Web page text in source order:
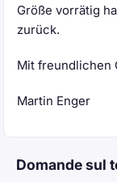
Größe vorrätig
zurück.
Mit freundlichen
Martin Enger
Domande sul